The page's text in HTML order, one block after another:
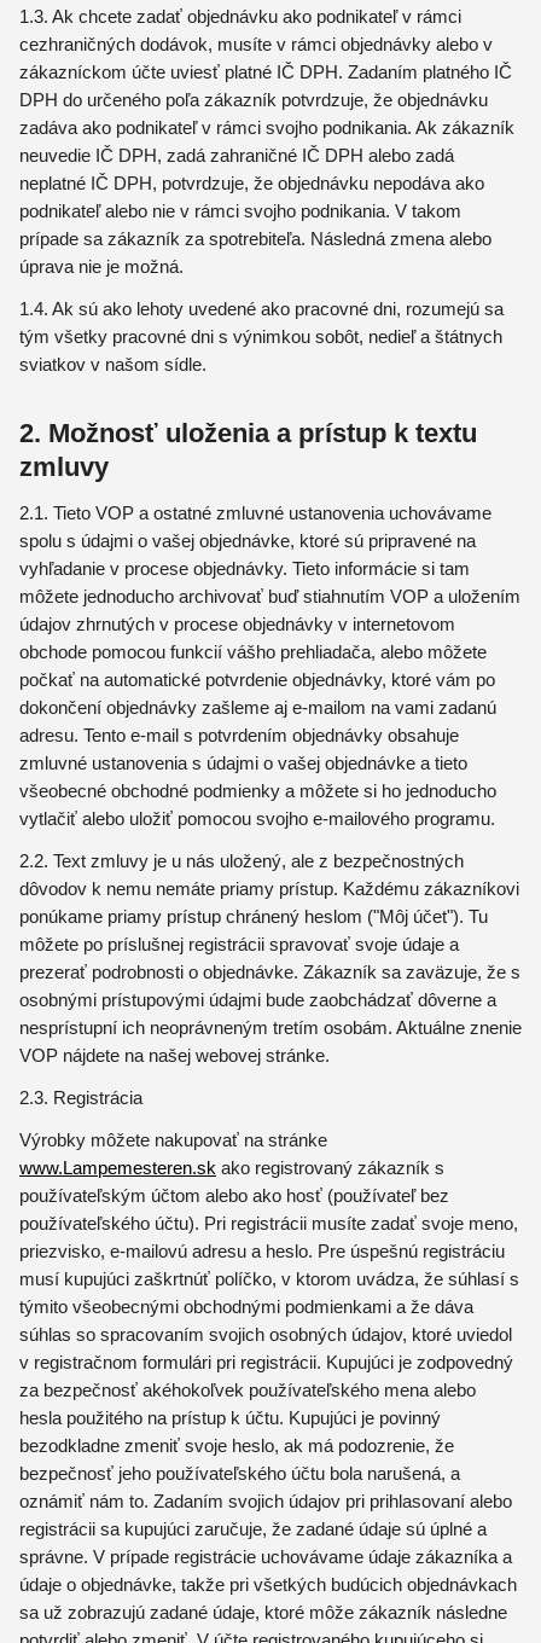
1.3. Ak chcete zadať objednávku ako podnikateľ v rámci
cezhraničných dodávok, musíte v rámci objednávky alebo v
zákazníckom účte uviesť platné IČ DPH. Zadaním platného IČ
DPH do určeného poľa zákazník potvrdzuje, že objednávku
zadáva ako podnikateľ v rámci svojho podnikania. Ak zákazník
neuvedie IČ DPH, zadá zahraničné IČ DPH alebo zadá
neplatné IČ DPH, potvrdzuje, že objednávku nepodáva ako
podnikateľ alebo nie v rámci svojho podnikania. V takom
prípade sa zákazník za spotrebiteľa. Následná zmena alebo
úprava nie je možná.
1.4. Ak sú ako lehoty uvedené ako pracovné dni, rozumejú sa
tým všetky pracovné dni s výnimkou sobôt, nedieľ a štátnych
sviatkov v našom sídle.
2. Možnosť uloženia a prístup k textu
zmluvy
2.1. Tieto VOP a ostatné zmluvné ustanovenia uchovávame
spolu s údajmi o vašej objednávke, ktoré sú pripravené na
vyhľadanie v procese objednávky. Tieto informácie si tam
môžete jednoducho archivovať buď stiahnutím VOP a uložením
údajov zhrnutých v procese objednávky v internetovom
obchode pomocou funkcií vášho prehliadača, alebo môžete
počkať na automatické potvrdenie objednávky, ktoré vám po
dokončení objednávky zašleme aj e-mailom na vami zadanú
adresu. Tento e-mail s potvrdením objednávky obsahuje
zmluvné ustanovenia s údajmi o vašej objednávke a tieto
všeobecné obchodné podmienky a môžete si ho jednoducho
vytlačiť alebo uložiť pomocou svojho e-mailového programu.
2.2. Text zmluvy je u nás uložený, ale z bezpečnostných
dôvodov k nemu nemáte priamy prístup. Každému zákazníkovi
ponúkame priamy prístup chránený heslom ("Môj účet"). Tu
môžete po príslušnej registrácii spravovať svoje údaje a
prezerať podrobnosti o objednávke. Zákazník sa zaväzuje, že s
osobnými prístupovými údajmi bude zaobchádzať dôverne a
nesprístupní ich neoprávneným tretím osobám. Aktuálne znenie
VOP nájdete na našej webovej stránke.
2.3. Registrácia
Výrobky môžete nakupovať na stránke
www.Lampemesteren.sk ako registrovaný zákazník s
používateľským účtom alebo ako hosť (používateľ bez
používateľského účtu). Pri registrácii musíte zadať svoje meno,
priezvisko, e-mailovú adresu a heslo. Pre úspešnú registráciu
musí kupujúci zaškrtnúť políčko, v ktorom uvádza, že súhlasí s
týmito všeobecnými obchodnými podmienkami a že dáva
súhlas so spracovaním svojich osobných údajov, ktoré uviedol
v registračnom formulári pri registrácii. Kupujúci je zodpovedný
za bezpečnosť akéhokoľvek používateľského mena alebo
hesla použitého na prístup k účtu. Kupujúci je povinný
bezodkladne zmeniť svoje heslo, ak má podozrenie, že
bezpečnosť jeho používateľského účtu bola narušená, a
oznámiť nám to. Zadaním svojich údajov pri prihlasovaní alebo
registrácii sa kupujúci zaručuje, že zadané údaje sú úplné a
správne. V prípade registrácie uchovávame údaje zákazníka a
údaje o objednávke, takže pri všetkých budúcich objednávkach
sa už zobrazujú zadané údaje, ktoré môže zákazník následne